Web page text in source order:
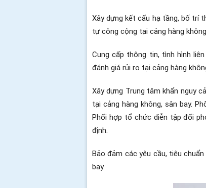
Xây dựng kết cấu hạ tầng, bố trí
tự công cộng tại cảng hàng
Cung cấp thông tin, tình hình
đánh giá rủi ro tại cảng hàng
Xây dựng Trung tâm khẩn nguy
tại cảng hàng không, sân bay.
Phối hợp tổ chức diễn tập đối
định.
Bảo đảm các yêu cầu, tiêu
bay.